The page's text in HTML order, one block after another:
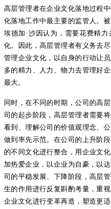
高层管理者在企业文化落地过程
化落地工作中最主要的监管人。
埃德加 ·沙因认为，需要花费精
化。因此，高层管理者有义务去
管理企业文化，以自身的行动让
多的精力、人力、物力去管理好
最大。
同时，在不同的时期，公司的高
司的起步阶段，高层管理者需要
看到、理解公司的价值观理念、
做到率先示范。在公司的上升阶
的不同文化进行整合，用企业文
加热爱企业，以企业为自豪，以
司的平稳发展、下降阶段，高层
生的作用进行反复斟酌考量，重
企业文化进行变革再造，塑造更